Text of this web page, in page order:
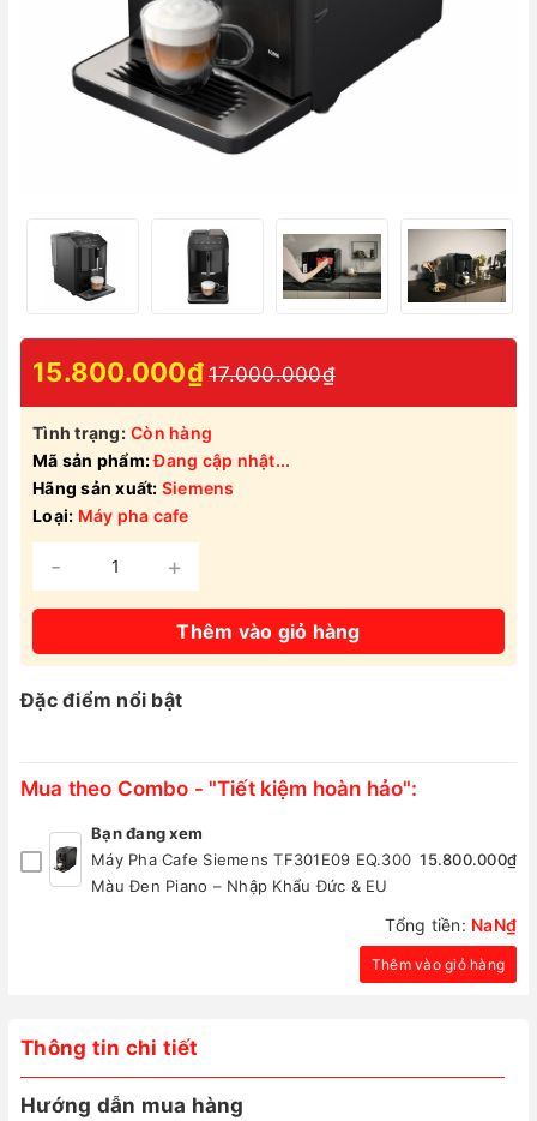
15.800.000₫ 17.000.000₫
Tình trạng: Còn hàng
Mã sản phẩm:Đang cập nhật...
Hãng sản xuất: Siemens
Loại: Máy pha cafe
- +
Thêm vào giỏ hàng
Đặc điểm nổi bật
Mua theo Combo - "Tiết kiệm hoàn hảo":
Bạn đang xem
Máy Pha Cafe Siemens TF301E09 EQ.300
Màu Đen Piano – Nhập Khẩu Đức & EU
15.800.000₫
Tổng tiền: NaN₫
Thêm vào giỏ hàng
Thông tin chi tiết
Hướng dẫn mua hàng